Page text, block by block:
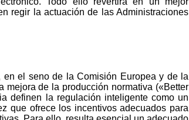
regir la actuación de las Administraciones
en el seno de la Comisión Europea y de la
de la producción normativa («Better
definen la regulación inteligente como un
que ofrece los incentivos adecuados para